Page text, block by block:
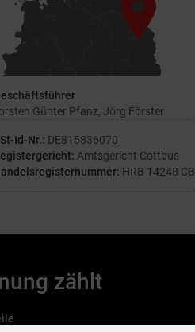
Günter Pfanz, Jörg Förster
Id-Nr.: DE815836070
Amtsgericht Cottbus
HRB 14248 CB
zählt